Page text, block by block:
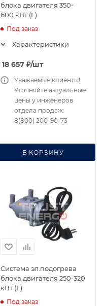
блока двигателя 350-
600 кВт (L)
Под заказ
Характеристики
18 657 ₽/шт
В КОРЗИНУ
Уважаемые клиенты!
Уточняйте актуальные
цены у инженеров
отдела продаж:
8(800) 200-90-73
Система эл.подогрева
блока двигателя 250-320
кВт (L)
Под заказ